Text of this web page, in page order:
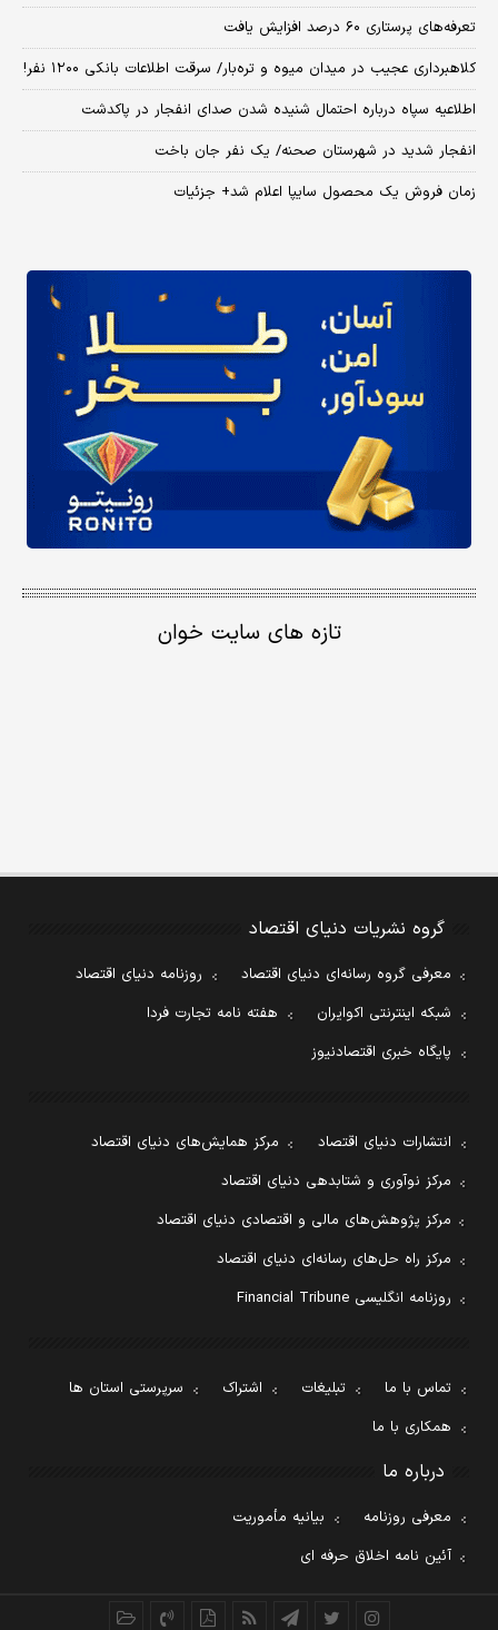
تعرفه‌های پرستاری ۶۰ درصد افزایش یافت
کلاهبرداری عجیب در میدان میوه و تره‌بار/ سرقت اطلاعات بانکی ۱۲۰۰ نفر!
اطلاعیه سپاه درباره احتمال شنیده شدن صدای انفجار در پاکدشت
انفجار شدید در شهرستان صحنه/ یک نفر جان باخت
زمان فروش یک محصول سایپا اعلام شد+ جزئیات
تازه های سایت خوان
گروه نشریات دنیای اقتصاد
معرفی گروه رسانه‌ای دنیای اقتصاد
روزنامه دنیای اقتصاد
شبکه اینترنتی اکوایران
هفته نامه تجارت فردا
پایگاه خبری اقتصادنیوز
انتشارات دنیای اقتصاد
مرکز همایش‌های دنیای اقتصاد
مرکز نوآوری و شتابدهی دنیای اقتصاد
مرکز پژوهش‌های مالی و اقتصادی دنیای اقتصاد
مرکز راه حل‌های رسانه‌ای دنیای اقتصاد
روزنامه انگلیسی Financial Tribune
تماس با ما تبلیغات اشتراک
سرپرستی استان ها
همکاری با ما
درباره ما
معرفی روزنامه
بیانیه مأموریت
آئین نامه اخلاق حرفه ای